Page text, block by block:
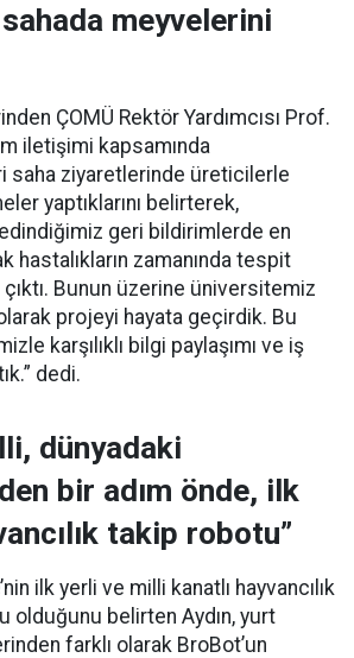
sahada meyvelerini
ÇOMÜ Rektör Yardımcısı Prof.
iletişimi kapsamında
saha ziyaretlerinde üreticilerle
yaptıklarını belirterek,
geri bildirimlerde en
hastalıkların zamanında tespit
Bunun üzerine üniversitemiz
projeyi hayata geçirdik. Bu
karşılıklı bilgi paylaşımı ve iş
dedi.
dünyadaki
bir adım önde, ilk
takip robotu”
ilk yerli ve milli kanatlı hayvancılık
olduğunu belirten Aydın, yurt
farklı olarak BroBot’un